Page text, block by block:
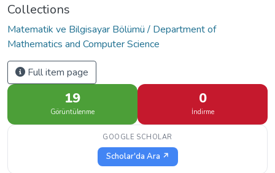
Collections
Matematik ve Bilgisayar Bölümü / Department of
Mathematics and Computer Science
Full item page
19
Görüntülenme
0
İndirme
GOOGLE SCHOLAR
Scholar'da Ara ↗